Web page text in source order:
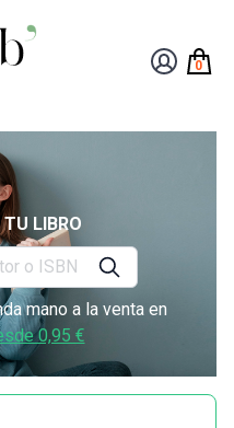
0
TU LIBRO
mano a la venta en
0,95 €